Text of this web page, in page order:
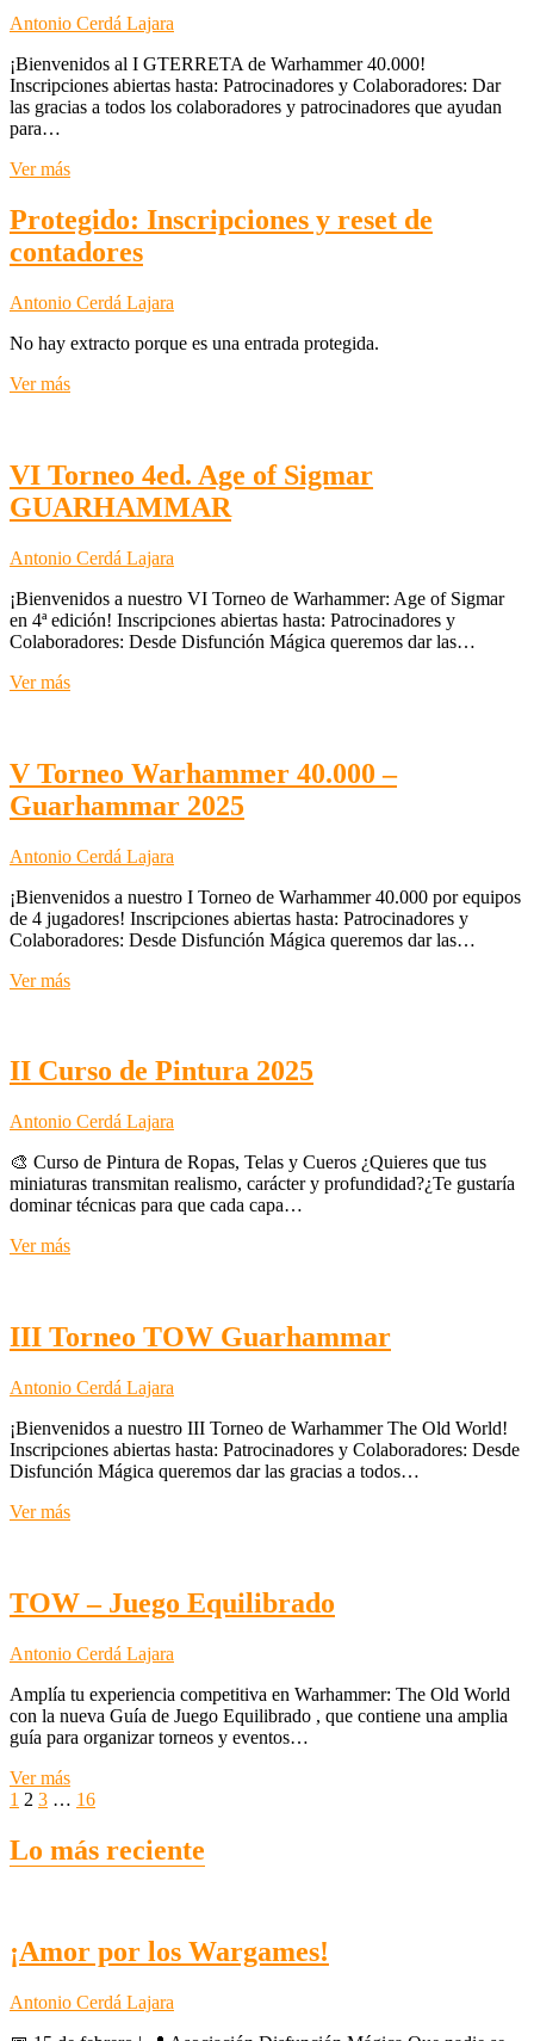
Antonio Cerdá Lajara
¡Bienvenidos al I GTERRETA de Warhammer 40.000!
Inscripciones abiertas hasta: Patrocinadores y Colaboradores: Dar
las gracias a todos los colaboradores y patrocinadores que ayudan
para…
Ver másI
Warhammer
40.000
Protegido: Inscripciones y reset de
contadores
Antonio Cerdá Lajara
No hay extracto porque es una entrada protegida.
Ver másProtegido:
de
contadores
VI Torneo 4ed. Age of Sigmar
GUARHAMMAR
Antonio Cerdá Lajara
¡Bienvenidos a nuestro VI Torneo de Warhammer: Age of Sigmar
en 4ª edición! Inscripciones abiertas hasta: Patrocinadores y
Colaboradores: Desde Disfunción Mágica queremos dar las…
Ver másVI
of
Sigmar
GUARHAMMAR
V Torneo Warhammer 40.000 –
Guarhammar 2025
Antonio Cerdá Lajara
¡Bienvenidos a nuestro I Torneo de Warhammer 40.000 por equipos
de 4 jugadores! Inscripciones abiertas hasta: Patrocinadores y
Colaboradores: Desde Disfunción Mágica queremos dar las…
Ver másV
–
Guarhammar
II Curso de Pintura 2025
Antonio Cerdá Lajara
🎨 Curso de Pintura de Ropas, Telas y Cueros ¿Quieres que tus
miniaturas transmitan realismo, carácter y profundidad?¿Te gustaría
dominar técnicas para que cada capa…
Ver másII
2025
III Torneo TOW Guarhammar
Antonio Cerdá Lajara
¡Bienvenidos a nuestro III Torneo de Warhammer The Old World!
Inscripciones abiertas hasta: Patrocinadores y Colaboradores: Desde
Disfunción Mágica queremos dar las gracias a todos…
Ver másIII
TOW – Juego Equilibrado
Antonio Cerdá Lajara
Amplía tu experiencia competitiva en Warhammer: The Old World
con la nueva Guía de Juego Equilibrado , que contiene una amplia
guía para organizar torneos y eventos…
Ver másTOW
–
Equilibrado
Paginación
de
entradas
Página
Página
1 Página
2 Página
3 … Página
16Página
Lo más reciente
¡Amor por los Wargames!
Antonio Cerdá Lajara